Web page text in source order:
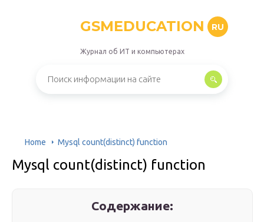
GSMEDUCATION RU
Журнал об ИТ и компьютерах
Home Mysql count(distinct) function
Mysql count(distinct) function
Содержание: